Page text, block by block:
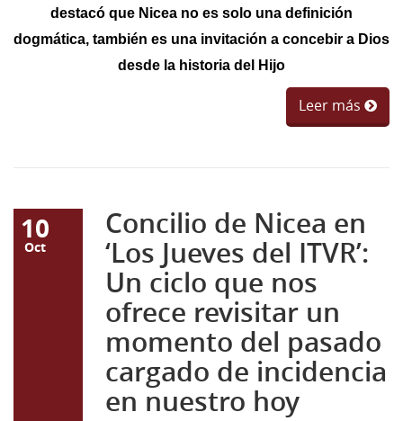
destacó que Nicea no es solo una definición
dogmática, también es una invitación a concebir a Dios
desde la historia del Hijo
Leer más
10
Oct
Concilio de Nicea en
‘Los Jueves del ITVR’:
Un ciclo que nos
ofrece revisitar un
momento del pasado
cargado de incidencia
en nuestro hoy